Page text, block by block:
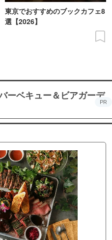
東京でおすすめのブックカフェ8
選【2026】
ーベキュー＆ビアガーデ
PR